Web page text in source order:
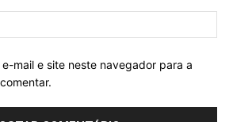
e-mail e site neste navegador para a